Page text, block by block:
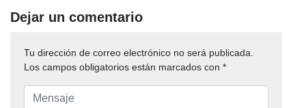
Dejar un comentario
Tu dirección de correo electrónico no será publicada.
Los campos obligatorios están marcados con *